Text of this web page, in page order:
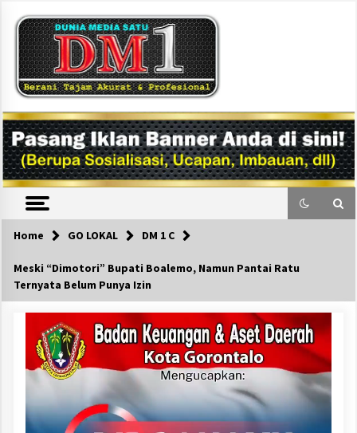
content
DM1
Home GO LOKAL DM 1 C
Meski “Dimotori” Bupati Boalemo, Namun Pantai Ratu
Ternyata Belum Punya Izin